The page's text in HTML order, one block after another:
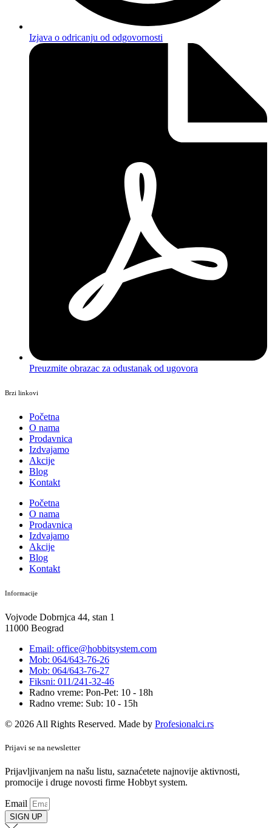
Izjava o odricanju od odgovornosti
Preuzmite obrazac za odustanak od ugovora
Brzi linkovi
Početna
O nama
Prodavnica
Izdvajamo
Akcije
Blog
Kontakt
Početna
O nama
Prodavnica
Izdvajamo
Akcije
Blog
Kontakt
Informacije
Vojvode Dobrnjca 44, stan 1
11000 Beograd
Email: office@hobbitsystem.com
Mob: 064/643-76-26
Mob: 064/643-76-27
Fiksni: 011/241-32-46
Radno vreme: Pon-Pet: 10 - 18h
Radno vreme: Sub: 10 - 15h
© 2026 All Rights Reserved. Made by Profesionalci.rs
Prijavi se na newsletter
Prijavljivanjem na našu listu, saznaćetete najnovije aktivnosti,
promocije i druge novosti firme Hobbyt system.
Email
SIGN UP